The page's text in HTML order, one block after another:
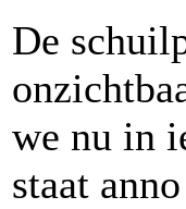
De
we nu in
staat